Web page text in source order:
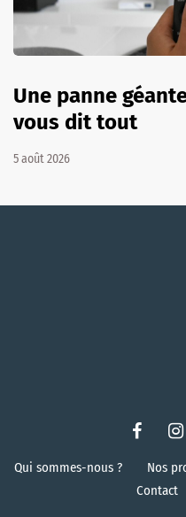
Une panne
vous dit tout
5 août 2026
Qui sommes-nous ? Nos
Contact